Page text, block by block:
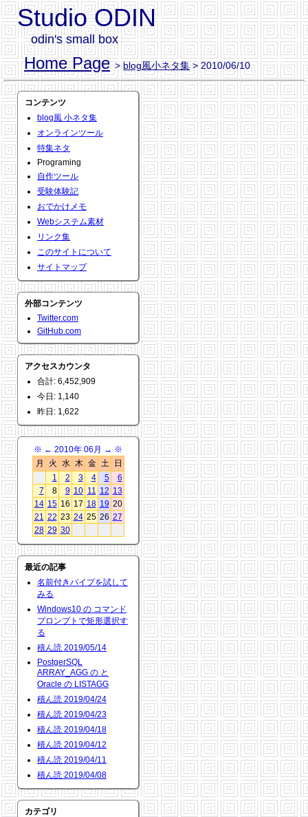
Studio ODIN
odin's small box
Home Page >blog風小ネタ集> 2010/06/10
コンテンツ
blog風 小ネタ集
オンラインツール
特集ネタ
Programing
自作ツール
受験体験記
おでかけメモ
Webシステム素材
リンク集
このサイトについて
サイトマップ
外部コンテンツ
Twitter.com
GitHub.com
アクセスカウンタ
合計: 6,452,909
今日: 1,140
昨日: 1,622
※ ← 2010年 06月 → ※
月
火 水 木 金 土
日
1
2 3 4 5
6
7
8 9 10 11 12 13
14 15 16 17 18 19 20
21 22 23 24 25 26 27
28 29 30
最近の記事
名前付きパイプを試して
みる
Windows10 の コマンド
プロンプトで矩形選択す
る
積ん読 2019/05/14
PostgerSQL
ARRAY_AGG の と
Oracle の LISTAGG
積ん読 2019/04/24
積ん読 2019/04/23
積ん読 2019/04/18
積ん読 2019/04/12
積ん読 2019/04/11
積ん読 2019/04/08
カテゴリ